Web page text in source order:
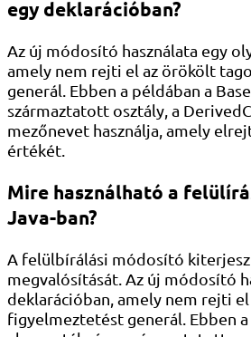
egy deklarációban?
Az új módosító használata egy
amely nem rejti el az örökölt
generál. Ebben a példában a
származtatott osztály, a
mezőnevet használja, amely
értékét.
Mire használható a
Java-ban?
A felülbírálási módosító
megvalósítását. Az új módosító
deklarációban, amely nem rejti
figyelmeztetést generál. Ebben a